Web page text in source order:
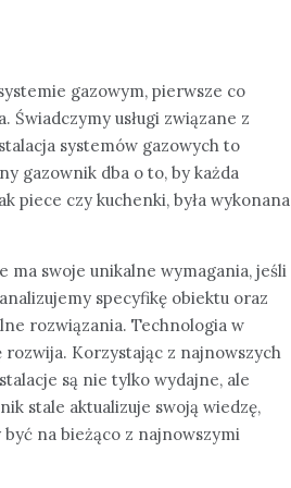
gazowym, pierwsze co
usługi związane z
systemów gazowych to
gazownik dba o to, by każda
piece czy kuchenki, była wykonana
ma swoje unikalne wymagania, jeśli
specyfikę obiektu oraz
rozwiązania. Technologia w
Korzystając z najnowszych
są nie tylko wydajne, ale
stale aktualizuje swoją wiedzę,
na bieżąco z najnowszymi